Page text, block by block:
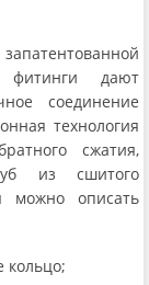
фитинги дают
соединение
технология
сжатия,
из сшитого
можно описать
кольцо;